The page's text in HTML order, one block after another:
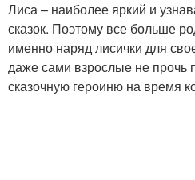
Лиса – наиболее яркий и
сказок. Поэтому все больше
именно наряд лисички для
даже сами взрослые не прочь
сказочную героиню на время